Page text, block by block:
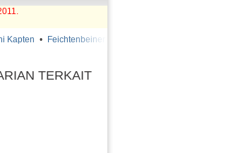
• Feichtenbeiner: Lapangan Harus Diperbaiki
TERKAIT